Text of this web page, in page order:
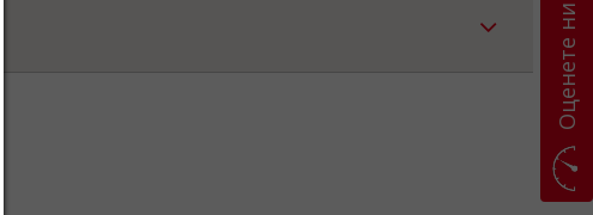
Оценете ни